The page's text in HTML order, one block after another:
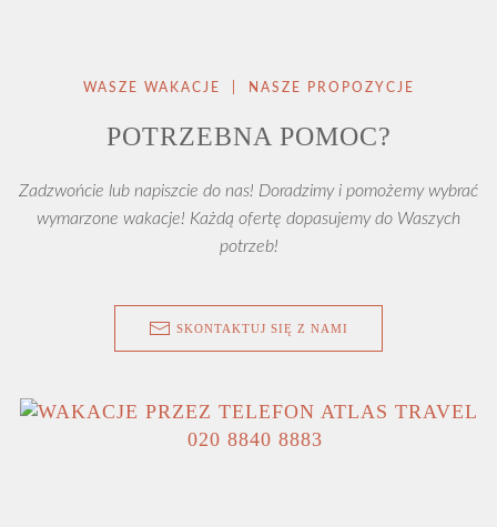
WASZE WAKACJE | NASZE PROPOZYCJE
POTRZEBNA POMOC?
Zadzwońcie lub napiszcie do nas! Doradzimy i pomożemy wybrać
wymarzone wakacje! Każdą ofertę dopasujemy do Waszych
potrzeb!
SKONTAKTUJ SIĘ Z NAMI
020 8840 8883